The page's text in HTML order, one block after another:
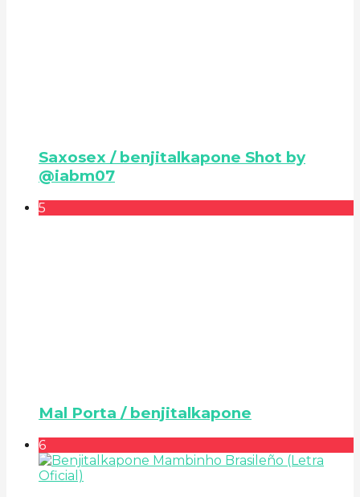
Saxosex / benjitalkapone Shot by
@iabm07
5
Mal Porta / benjitalkapone
6